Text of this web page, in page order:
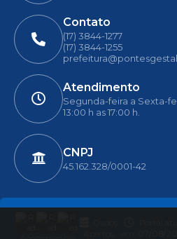
Contato
(17) 3844-1277
(17) 3844-1255
Atendimento
Segunda-feira a Sexta-
13:00 h as 17:00 h.
CNPJ
45.162.328/0001-42